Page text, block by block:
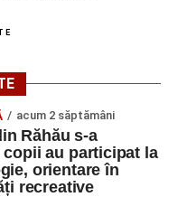
acum 2 săptămâni
Răhău s-a
au participat la
orientare în
recreative